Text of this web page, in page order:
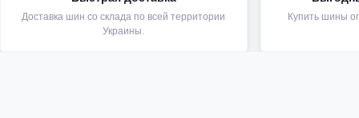
Доставка шин со склада по всей территории
Украины.
Купить шины